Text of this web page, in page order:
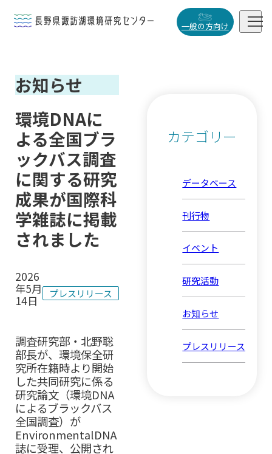
小 中


研究活動

データベース

一般の方向け 
お知らせ
環境DNAに
よる全国ブラ
ックバス調査
に関する研究
成果が国際科
学雑誌に掲載
されました
プレスリリース
2026
年5月
14日
調査研究部・北野聡
部長が、環境保全研
究所在籍時より開始
した共同研究に係る
研究論文（環境DNA
によるブラックバス
全国調査）が
EnvironmentalDNA
誌に受理、公開され
カテゴリー
データベース
刊行物
イベント
研究活動
お知らせ
プレスリリース